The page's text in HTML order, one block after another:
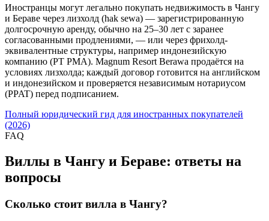
Иностранцы могут легально покупать недвижимость в Чангу
и Бераве через лизхолд (hak sewa) — зарегистрированную
долгосрочную аренду, обычно на 25–30 лет с заранее
согласованными продлениями, — или через фрихолд-
эквивалентные структуры, например индонезийскую
компанию (PT PMA). Magnum Resort Berawa продаётся на
условиях лизхолда; каждый договор готовится на английском
и индонезийском и проверяется независимым нотариусом
(PPAT) перед подписанием.
Полный юридический гид для иностранных покупателей
(2026)
FAQ
Виллы в Чангу и Бераве: ответы на
вопросы
Сколько стоит вилла в Чангу?